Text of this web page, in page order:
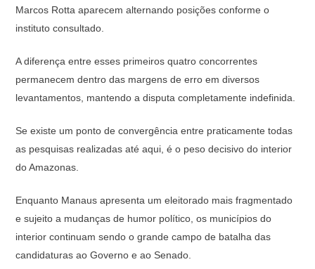
Marcos Rotta aparecem alternando posições conforme o
instituto consultado.
A diferença entre esses primeiros quatro concorrentes
permanecem dentro das margens de erro em diversos
levantamentos, mantendo a disputa completamente indefinida.
Se existe um ponto de convergência entre praticamente todas
as pesquisas realizadas até aqui, é o peso decisivo do interior
do Amazonas.
Enquanto Manaus apresenta um eleitorado mais fragmentado
e sujeito a mudanças de humor político, os municípios do
interior continuam sendo o grande campo de batalha das
candidaturas ao Governo e ao Senado.